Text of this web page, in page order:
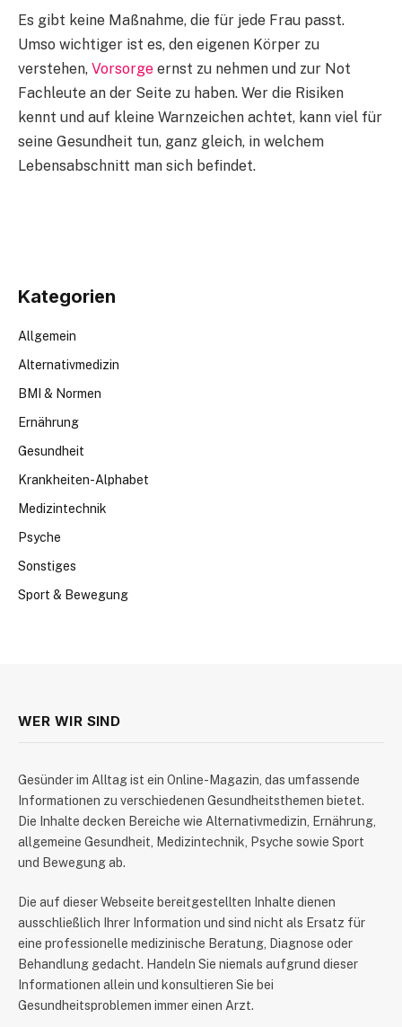
Es gibt keine Maßnahme, die für jede Frau passt.
Umso wichtiger ist es, den eigenen Körper zu
verstehen, Vorsorge ernst zu nehmen und zur Not
Fachleute an der Seite zu haben. Wer die Risiken
kennt und auf kleine Warnzeichen achtet, kann viel für
seine Gesundheit tun, ganz gleich, in welchem
Lebensabschnitt man sich befindet.
Kategorien
Allgemein
Alternativmedizin
BMI & Normen
Ernährung
Gesundheit
Krankheiten-Alphabet
Medizintechnik
Psyche
Sonstiges
Sport & Bewegung
WER WIR SIND
​Gesünder im Alltag ist ein Online-Magazin, das umfassende
Informationen zu verschiedenen Gesundheitsthemen bietet.
Die Inhalte decken Bereiche wie Alternativmedizin, Ernährung,
allgemeine Gesundheit, Medizintechnik, Psyche sowie Sport
und Bewegung ab.
Die auf dieser Webseite bereitgestellten Inhalte dienen
ausschließlich Ihrer Information und sind nicht als Ersatz für
eine professionelle medizinische Beratung, Diagnose oder
Behandlung gedacht. Handeln Sie niemals aufgrund dieser
Informationen allein und konsultieren Sie bei
Gesundheitsproblemen immer einen Arzt.